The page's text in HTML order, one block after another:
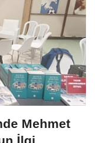
Mehmet